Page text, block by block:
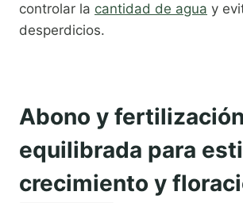
controlar la cantidad de agua y
desperdicios.
Abono y fertilización
equilibrada para
crecimiento y